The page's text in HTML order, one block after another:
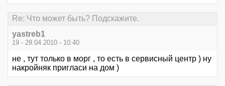
Re: Что может быть? Подскажите.
yastreb1
19 - 29.04.2010 - 10:40
не , тут только в морг , то есть в сервисный центр ) ну
накройняк пригласи на дом )